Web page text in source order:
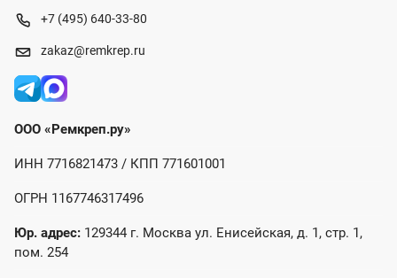
+7 (495) 640-33-80
zakaz@remkrep.ru
ООО «Ремкреп.ру»
ИНН 7716821473 / КПП 771601001
ОГРН 1167746317496
Юр. адрес: 129344 г. Москва ул. Енисейская, д. 1, стр. 1,
пом. 254